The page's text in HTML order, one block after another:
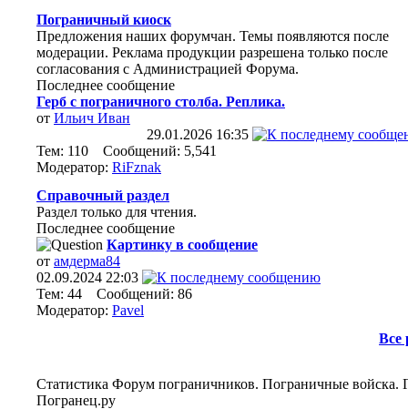
Пограничный киоск
Предложения наших форумчан. Темы появляются после
модерации. Реклама продукции разрешена только после
согласования с Администрацией Форума.
Последнее сообщение
Герб с пограничного столба. Реплика.
от Ильич Иван
29.01.2026 16:35
Тем: 110 Сообщений: 5,541
Модератор: RiFznak
Справочный раздел
Раздел только для чтения.
Последнее сообщение
Картинку в сообщение
от амдерма84
02.09.2024 22:03
Тем: 44 Сообщений: 86
Модератор: Pavel
Все
Статистика Форум пограничников. Пограничные войска.
Погранец.ру